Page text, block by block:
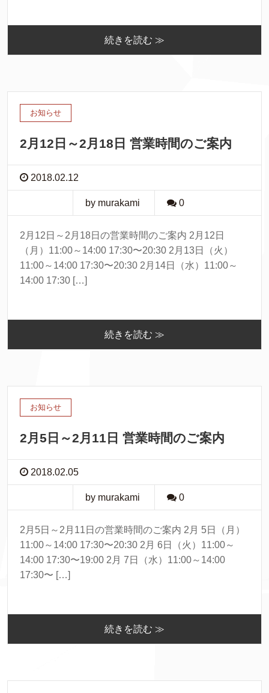
続きを読む ≫
お知らせ
2月12日～2月18日 営業時間のご案内
2018.02.12
by murakami 0
2月12日～2月18日の営業時間のご案内 2月12日
（月）11:00～14:00 17:30〜20:30 2月13日（火）
11:00～14:00 17:30〜20:30 2月14日（水）11:00～
14:00 17:30 […]
続きを読む ≫
お知らせ
2月5日～2月11日 営業時間のご案内
2018.02.05
by murakami 0
2月5日～2月11日の営業時間のご案内 2月 5日（月）
11:00～14:00 17:30〜20:30 2月 6日（火）11:00～
14:00 17:30〜19:00 2月 7日（水）11:00～14:00
17:30〜 […]
続きを読む ≫